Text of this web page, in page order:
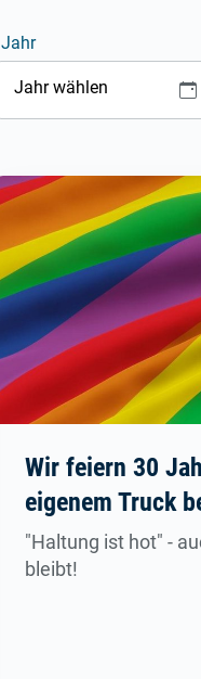
Jahr
Jahr wählen
Wir feiern 30
eigenem Truck
"Haltung ist hot" -
bleibt!